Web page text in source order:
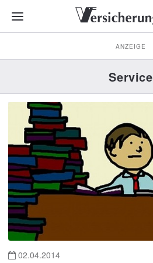
ANZEIGE
Service
02.04.2014